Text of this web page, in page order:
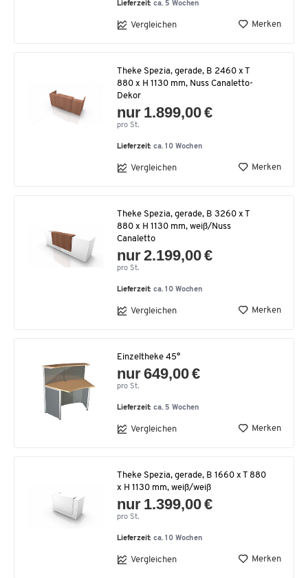
Lieferzeit:ca. 5 Wochen
Vergleichen Merken
Theke Spezia, gerade, B 2460 x T
880 x H 1130 mm, Nuss Canaletto-
Dekor
nur 1.899,00 €
pro St.
Lieferzeit:ca. 10 Wochen
Vergleichen Merken
Theke Spezia, gerade, B 3260 x T
880 x H 1130 mm, weiß/Nuss
Canaletto
nur 2.199,00 €
pro St.
Lieferzeit:ca. 10 Wochen
Vergleichen Merken
Einzeltheke 45°
nur 649,00 €
pro St.
Lieferzeit:ca. 5 Wochen
Vergleichen Merken
Theke Spezia, gerade, B 1660 x T 880
x H 1130 mm, weiß/weiß
nur 1.399,00 €
pro St.
Lieferzeit:ca. 10 Wochen
Vergleichen Merken